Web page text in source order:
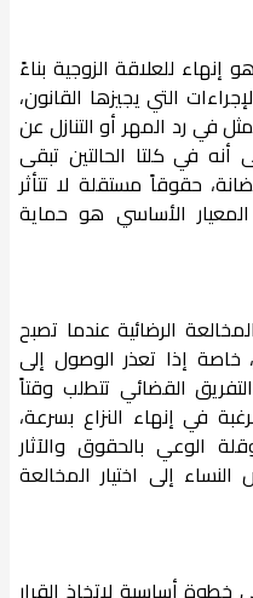
إنهاء للعلاقة الزوجية بناءً
التي يجيزها القانون،
في رد المهر أو التنازل عن
في كلتا الحالتين تبقى
حقوقاً مستقلة لا تتأثر
المعيار الأساسي هو حماية
الرضائية عندما تصبح
خاصة إذا تعذر الوصول إلى
القضائي تتطلب وقتاً
في إنهاء النزاع بسرعة،
الوعي بالحقوق والآثار
إلى اختيار المخالعة
خطوة أساسية لاتخاذ القرار